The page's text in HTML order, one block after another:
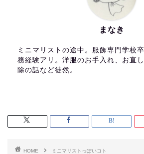
まなき
ミニマリストの途中。服飾専門学校
務経験アリ。洋服のお手入れ、お直
除の話など徒然。
HOME
ミニマリストっぽいコト